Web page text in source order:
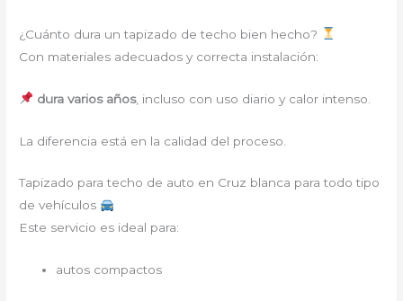
¿Cuánto dura un tapizado de techo bien hecho?
Con materiales adecuados y correcta instalación:
dura varios años, incluso con uso diario y calor intenso.
La diferencia está en la calidad del proceso.
Tapizado para techo de auto en Cruz blanca para todo tipo
de vehículos
Este servicio es ideal para:
autos compactos